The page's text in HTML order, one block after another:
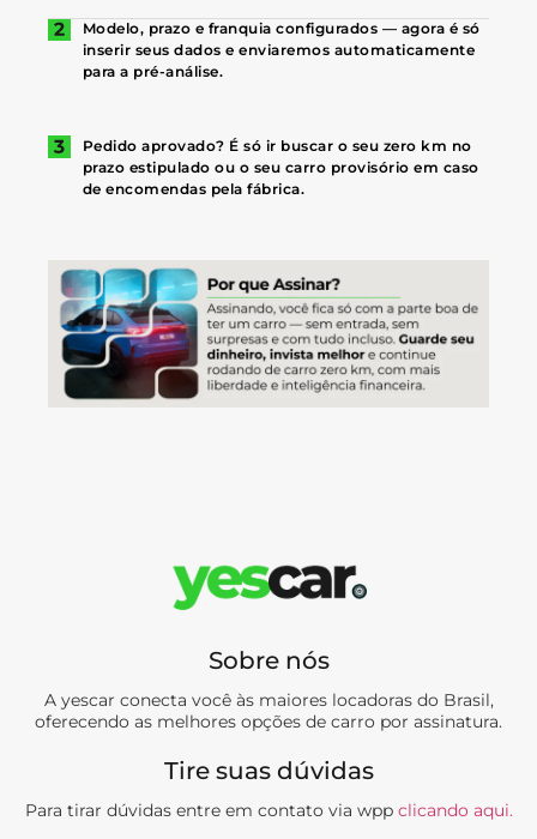
Modelo, prazo e franquia configurados — agora é só
inserir seus dados e enviaremos automaticamente
para a pré-análise.
Pedido aprovado? É só ir buscar o seu zero km no
prazo estipulado ou o seu carro provisório em caso
de encomendas pela fábrica.
Sobre nós
A yescar conecta você às maiores locadoras do Brasil,
oferecendo as melhores opções de carro por assinatura.
Tire suas dúvidas
Para tirar dúvidas entre em contato via wpp clicando aqui.